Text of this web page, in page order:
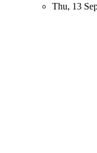
Thu, 13